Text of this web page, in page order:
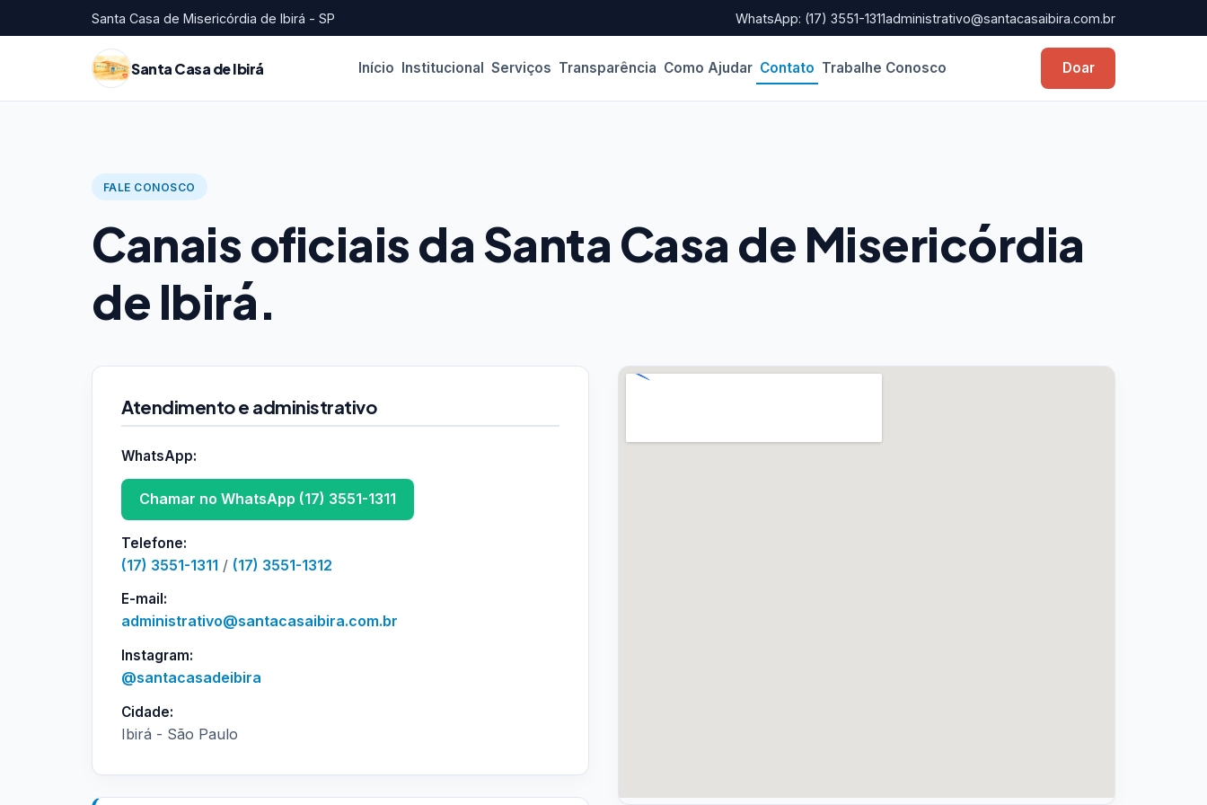
Santa Casa de Misericórdia de Ibirá - SP WhatsApp: (17) 3551-1311administrativo@santacasaibira.com.br
Santa Casa de Ibirá Início Institucional Serviços Transparência Como Ajudar Contato Trabalhe Conosco Doar
FALE CONOSCO
Canais oficiais da Santa Casa de Misericórdia
de Ibirá.
Atendimento e administrativo
WhatsApp:
Chamar no WhatsApp (17) 3551-1311
Telefone:
(17) 3551-1311 / (17) 3551-1312
E-mail:
administrativo@santacasaibira.com.br
Instagram:
@santacasadeibira
Cidade:
Ibirá - São Paulo